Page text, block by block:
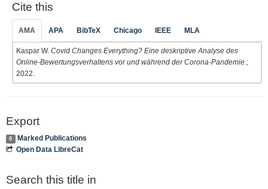
Cite this
AMA APA BibTeX Chicago IEEE MLA
Kaspar W. Covid Changes Everything? Eine deskriptive Analyse des
Online-Bewertungsverhaltens vor und während der Corona-Pandemie .;
2022.
Export
0
Marked Publications
Open Data LibreCat
Search this title in